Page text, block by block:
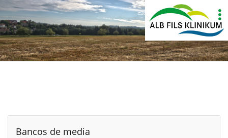
Show
More
Bancos de media